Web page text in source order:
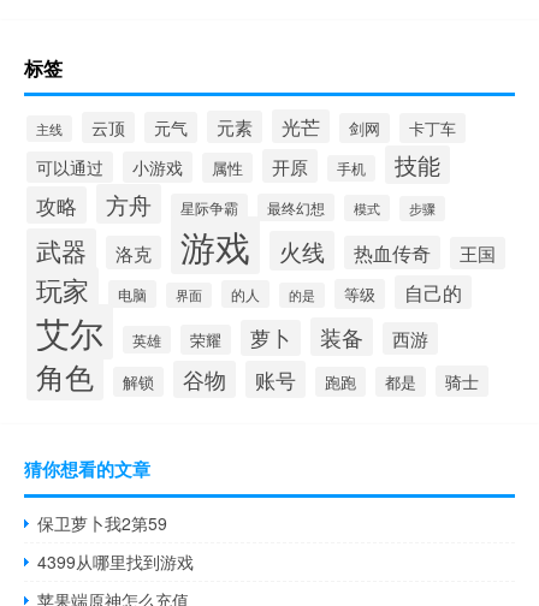
标签
主线 云顶 元气 元素 光芒 剑网 卡丁车
可以通过 小游戏 属性 开原 手机 技能
攻略 方舟 星际争霸 最终幻想 模式 步骤
武器 洛克 游戏 火线 热血传奇 王国
玩家 电脑 界面 的人 的是 等级 自己的
艾尔 英雄 荣耀 萝卜 装备 西游
角色 解锁 谷物 账号 跑跑 都是 骑士
猜你想看的文章
保卫萝卜我2第59
4399从哪里找到游戏
苹果端原神怎么充值